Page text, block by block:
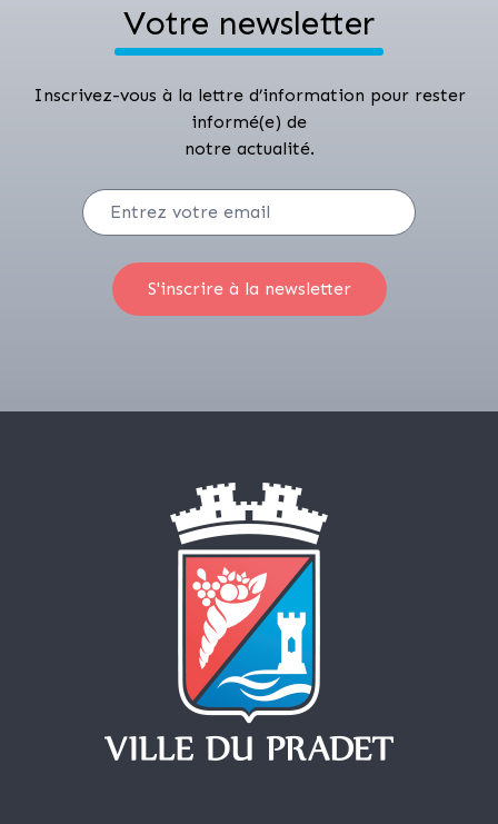
Votre newsletter
Inscrivez-vous à la lettre d’information pour rester
informé(e) de
notre actualité.